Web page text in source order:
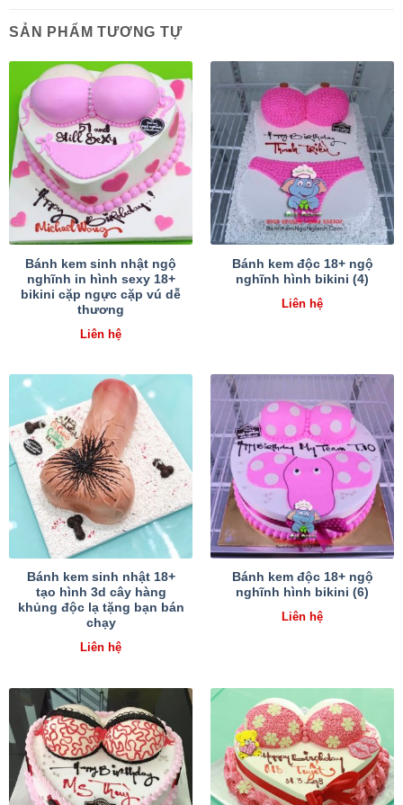
SẢN PHẨM TƯƠNG TỰ
Bánh kem sinh nhật ngộ
nghĩnh in hình sexy 18+
bikini cặp ngực cặp vú dễ
thương
Liên hệ
Bánh kem độc 18+ ngộ
nghĩnh hình bikini (4)
Liên hệ
Bánh kem sinh nhật 18+
tạo hình 3d cây hàng
khủng độc lạ tặng bạn bán
chạy
Liên hệ
Bánh kem độc 18+ ngộ
nghĩnh hình bikini (6)
Liên hệ